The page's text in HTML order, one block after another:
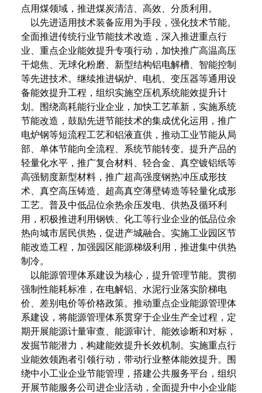
点用煤领域，推进煤炭清洁、高效、分质利用。
以先进适用技术装备应用为手段，强化技术节能。
全面推进传统行业节能技术改造，深入推进重点行
业、重点企业能效提升专项行动，加快推广高温高压
干熄焦、无球化粉磨、新型结构铝电解槽、智能控制
等先进技术。继续推进锅炉、电机、变压器等通用设
备能效提升工程，组织实施空压机系统能效提升计
划。围绕高耗能行业企业，加快工艺革新，实施系统
节能改造，鼓励先进节能技术的集成优化运用，推广
电炉钢等短流程工艺和铝液直供，推动工业节能从局
部、单体节能向全流程、系统节能转变。提升产品的
轻量化水平，推广复合材料、轻合金、真空镀铝纸等
高强韧度新型材料，推广超高强度钢热冲压成形技
术、真空高压铸造、超高真空薄壁铸造等轻量化成形
工艺。普及中低品位余热余压发电、供热及循环利
用，积极推进利用钢铁、化工等行业企业的低品位余
热向城市居民供热，促进产城融合。实施工业园区节
能改造工程，加强园区能源梯级利用，推进集中供热
制冷。
以能源管理体系建设为核心，提升管理节能。贯彻
强制性能耗标准，在电解铝、水泥行业落实阶梯电
价、差别电价等价格政策。推动重点企业能源管理体
系建设，将能源管理体系贯穿于企业生产全过程，定
期开展能源计量审查、能源审计、能效诊断和对标，
发掘节能潜力，构建能效提升长效机制。实施重点行
业能效领跑者引领行动，带动行业整体能效提升。围
绕中小工业企业节能管理，搭建公共服务平台，组织
开展节能服务公司进企业活动，全面提升中小企业能